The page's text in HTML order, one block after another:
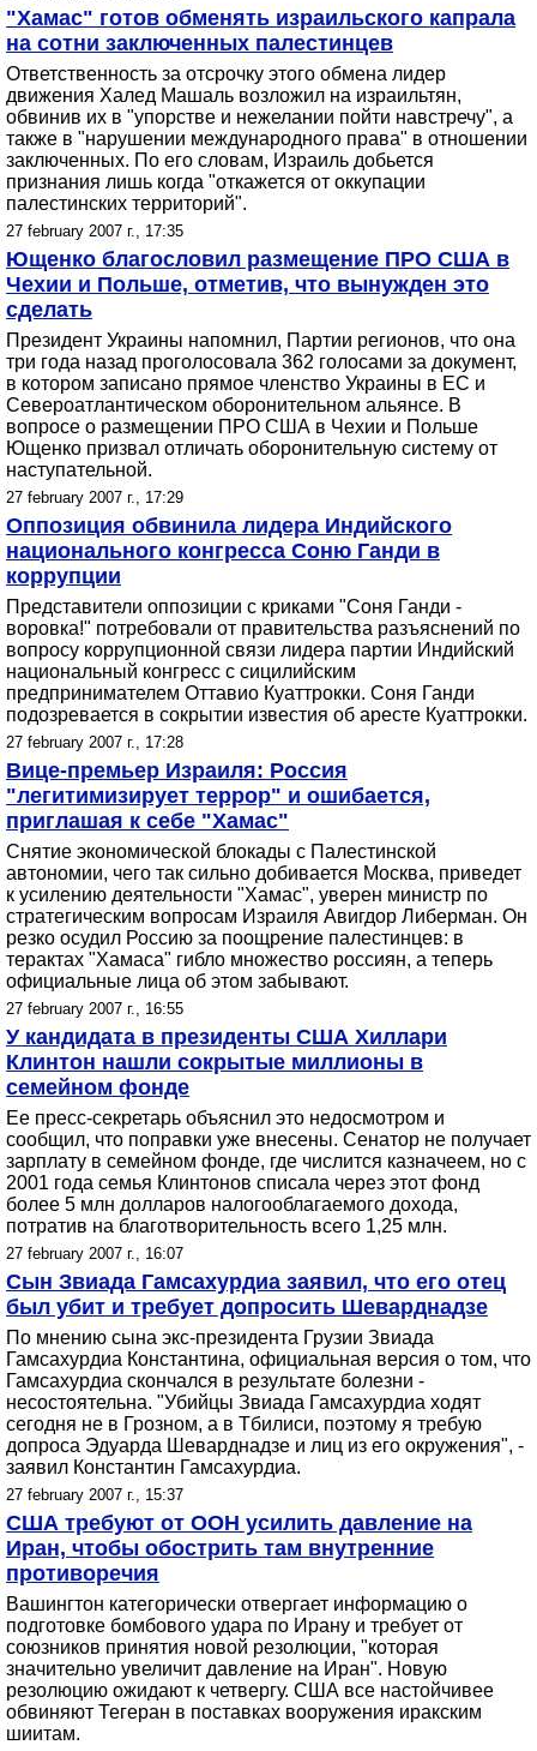
"Хамас" готов обменять израильского капрала
на сотни заключенных палестинцев
Ответственность за отсрочку этого обмена лидер
движения Халед Машаль возложил на израильтян,
обвинив их в "упорстве и нежелании пойти навстречу", а
также в "нарушении международного права" в отношении
заключенных. По его словам, Израиль добьется
признания лишь когда "откажется от оккупации
палестинских территорий".
27 february 2007 г., 17:35
Ющенко благословил размещение ПРО США в
Чехии и Польше, отметив, что вынужден это
сделать
Президент Украины напомнил, Партии регионов, что она
три года назад проголосовала 362 голосами за документ,
в котором записано прямое членство Украины в ЕС и
Североатлантическом оборонительном альянсе. В
вопросе о размещении ПРО США в Чехии и Польше
Ющенко призвал отличать оборонительную систему от
наступательной.
27 february 2007 г., 17:29
Оппозиция обвинила лидера Индийского
национального конгресса Соню Ганди в
коррупции
Представители оппозиции с криками "Соня Ганди -
воровка!" потребовали от правительства разъяснений по
вопросу коррупционной связи лидера партии Индийский
национальный конгресс с сицилийским
предпринимателем Оттавио Куаттрокки. Соня Ганди
подозревается в сокрытии известия об аресте Куаттрокки.
27 february 2007 г., 17:28
Вице-премьер Израиля: Россия
"легитимизирует террор" и ошибается,
приглашая к себе "Хамас"
Снятие экономической блокады с Палестинской
автономии, чего так сильно добивается Москва, приведет
к усилению деятельности "Хамас", уверен министр по
стратегическим вопросам Израиля Авигдор Либерман. Он
резко осудил Россию за поощрение палестинцев: в
терактах "Хамаса" гибло множество россиян, а теперь
официальные лица об этом забывают.
27 february 2007 г., 16:55
У кандидата в президенты США Хиллари
Клинтон нашли сокрытые миллионы в
семейном фонде
Ее пресс-секретарь объяснил это недосмотром и
сообщил, что поправки уже внесены. Сенатор не получает
зарплату в семейном фонде, где числится казначеем, но с
2001 года семья Клинтонов списала через этот фонд
более 5 млн долларов налогооблагаемого дохода,
потратив на благотворительность всего 1,25 млн.
27 february 2007 г., 16:07
Сын Звиада Гамсахурдиа заявил, что его отец
был убит и требует допросить Шеварднадзе
По мнению сына экс-президента Грузии Звиада
Гамсахурдиа Константина, официальная версия о том, что
Гамсахурдиа скончался в результате болезни -
несостоятельна. "Убийцы Звиада Гамсахурдиа ходят
сегодня не в Грозном, а в Тбилиси, поэтому я требую
допроса Эдуарда Шеварднадзе и лиц из его окружения", -
заявил Константин Гамсахурдиа.
27 february 2007 г., 15:37
США требуют от ООН усилить давление на
Иран, чтобы обострить там внутренние
противоречия
Вашингтон категорически отвергает информацию о
подготовке бомбового удара по Ирану и требует от
союзников принятия новой резолюции, "которая
значительно увеличит давление на Иран". Новую
резолюцию ожидают к четвергу. США все настойчивее
обвиняют Тегеран в поставках вооружения иракским
шиитам.